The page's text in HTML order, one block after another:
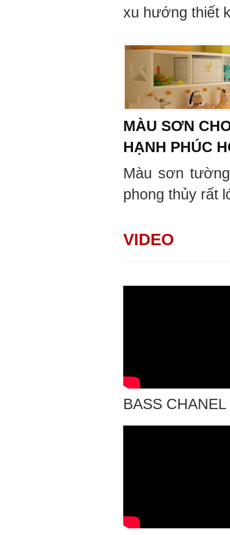
xu hướng thiết
MÀU SƠN
HẠNH PHÚC
Màu sơn
phong thủy rất
VIDEO
BASS CHANEL